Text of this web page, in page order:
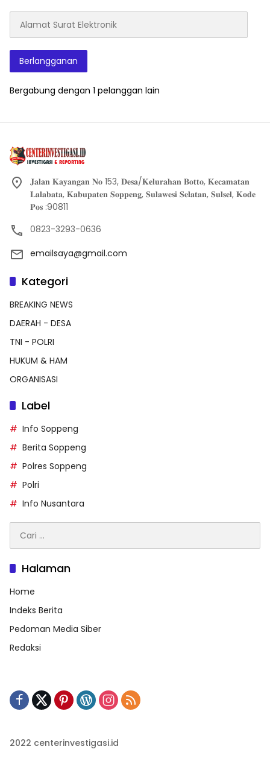
Surat
Berlangganan
Bergabung dengan 1 pelanggan lain
𝐉𝐚𝐥𝐚𝐧 𝐊𝐚𝐲𝐚𝐧𝐠𝐚𝐧 𝐍𝐨 153, 𝐃𝐞𝐬𝐚/𝐊𝐞𝐥𝐮𝐫𝐚𝐡𝐚𝐧 𝐁𝐨𝐭𝐭𝐨, 𝐊𝐞𝐜𝐚𝐦𝐚𝐭𝐚𝐧
𝐋𝐚𝐥𝐚𝐛𝐚𝐭𝐚, 𝐊𝐚𝐛𝐮𝐩𝐚𝐭𝐞𝐧 𝐒𝐨𝐩𝐩𝐞𝐧𝐠, 𝐒𝐮𝐥𝐚𝐰𝐞𝐬𝐢 𝐒𝐞𝐥𝐚𝐭𝐚𝐧, 𝐒𝐮𝐥𝐬𝐞𝐥, 𝐊𝐨𝐝𝐞
𝐏𝐨𝐬 :90811
0823-3293-0636
emailsaya@gmail.com
Kategori
BREAKING NEWS
DAERAH - DESA
TNI - POLRI
HUKUM & HAM
ORGANISASI
Label
Info Soppeng
Berita Soppeng
Polres Soppeng
Polri
Info Nusantara
untuk:
Halaman
Home
Indeks Berita
Pedoman Media Siber
Redaksi
2022 centerinvestigasi.id